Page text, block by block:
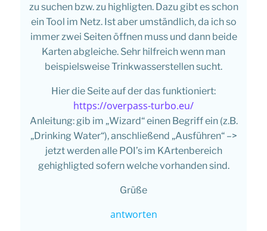
zu suchen bzw. zu highligten. Dazu gibt es schon
ein Tool im Netz. Ist aber umständlich, da ich so
immer zwei Seiten öffnen muss und dann beide
Karten abgleiche. Sehr hilfreich wenn man
beispielsweise Trinkwasserstellen sucht.
Hier die Seite auf der das funktioniert:
https://overpass-turbo.eu/
Anleitung: gib im „Wizard“ einen Begriff ein (z.B.
„Drinking Water“), anschließend „Ausführen“ –>
jetzt werden alle POI’s im KArtenbereich
gehighligted sofern welche vorhanden sind.
Grüße
antworten